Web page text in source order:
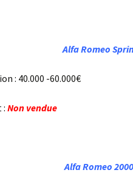
Alfa Romeo
: 40.000 -60.000€
:Non vendue
Alfa Romeo